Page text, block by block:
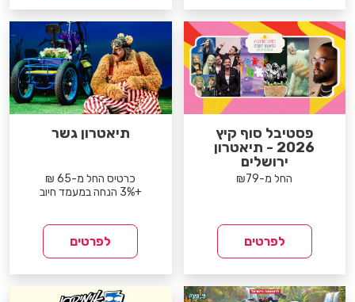
פסטיבל סוף קיץ
2026 - תיאטרון
ירושלים
החל מ-₪79
לפרטים
תיאטרון גשר
כרטיס החל מ-65 ₪
+3% הנחה במעמד חיוב
לפרטים